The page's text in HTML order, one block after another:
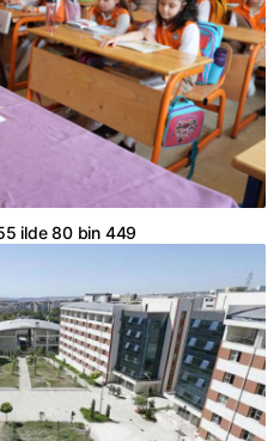
ilde 80 bin 449